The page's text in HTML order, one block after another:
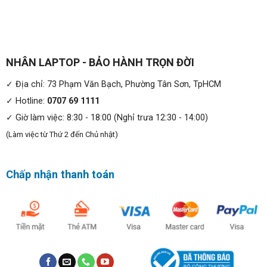
Hiệu năng mạnh mẽ:
Lenovo ThinkPad E15 trang bị những linh kiện để laptop
có tốc độ tốt nhất, phục vụ tối ưu cho công việc của bạn.
Chiếc laptop này sở hữu bộ vi xử lý Intel Core i5 10210U
thuộc thế hệ thứ 10 Comet Lake, bao gồm 4 nhân 8 luồng,
NHÂN LAPTOP - BẢO HÀNH TRỌN ĐỜI
✓ Địa chỉ: 73 Phạm Văn Bạch, Phường Tân Sơn, TpHCM
✓ Hotline: 0707 69 1111
✓ Giờ làm việc: 8:30 - 18:00 (Nghỉ trưa 12:30 - 14:00)
(Làm việc từ Thứ 2 đến Chủ nhật)
Chấp nhận thanh toán